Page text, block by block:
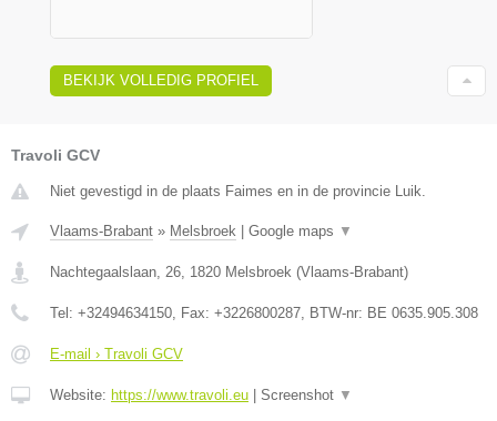
BEKIJK VOLLEDIG PROFIEL
Travoli GCV
Niet gevestigd in de plaats Faimes en in de provincie Luik.
Vlaams-Brabant » Melsbroek Google maps ▼
Nachtegaalslaan, 26, 1820 Melsbroek (Vlaams-Brabant)
Tel: +32494634150, Fax: +3226800287, BTW-nr: BE 0635.905.308
E-mail › Travoli GCV
Website: https://www.travoli.eu Screenshot ▼